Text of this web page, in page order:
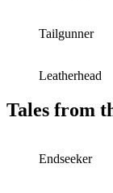
Tailgunner
Leatherhead
Tales from
Endseeker